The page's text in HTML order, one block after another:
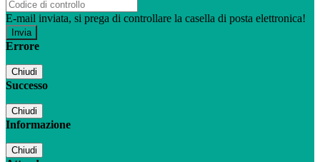
E-mail inviata, si prega di controllare la casella di posta elettronica!
Errore
Chiudi
Successo
Chiudi
Informazione
Chiudi